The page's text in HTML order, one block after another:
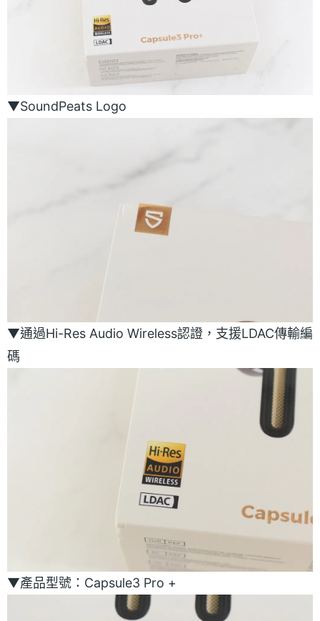
▼SoundPeats Logo
▼通過Hi-Res Audio Wireless認證，支援LDAC傳輸編
碼
▼產品型號：Capsule3 Pro +